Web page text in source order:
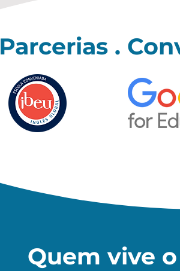
Parcerias .
Quem vive